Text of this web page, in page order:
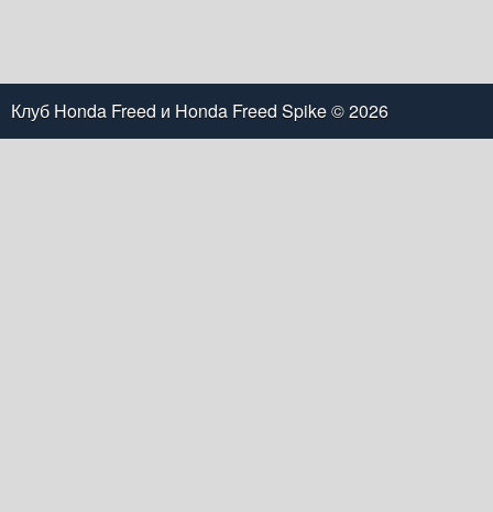
Клуб Honda Freed и Honda Freed Spike© 2026